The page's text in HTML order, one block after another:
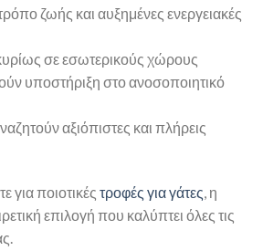
ζωής και αυξημένες ενεργειακές
σε εσωτερικούς χώρους
υποστήριξη στο ανοσοποιητικό
αξιόπιστες και πλήρεις
για ποιοτικές τροφές για γάτες, η
επιλογή που καλύπτει όλες τις